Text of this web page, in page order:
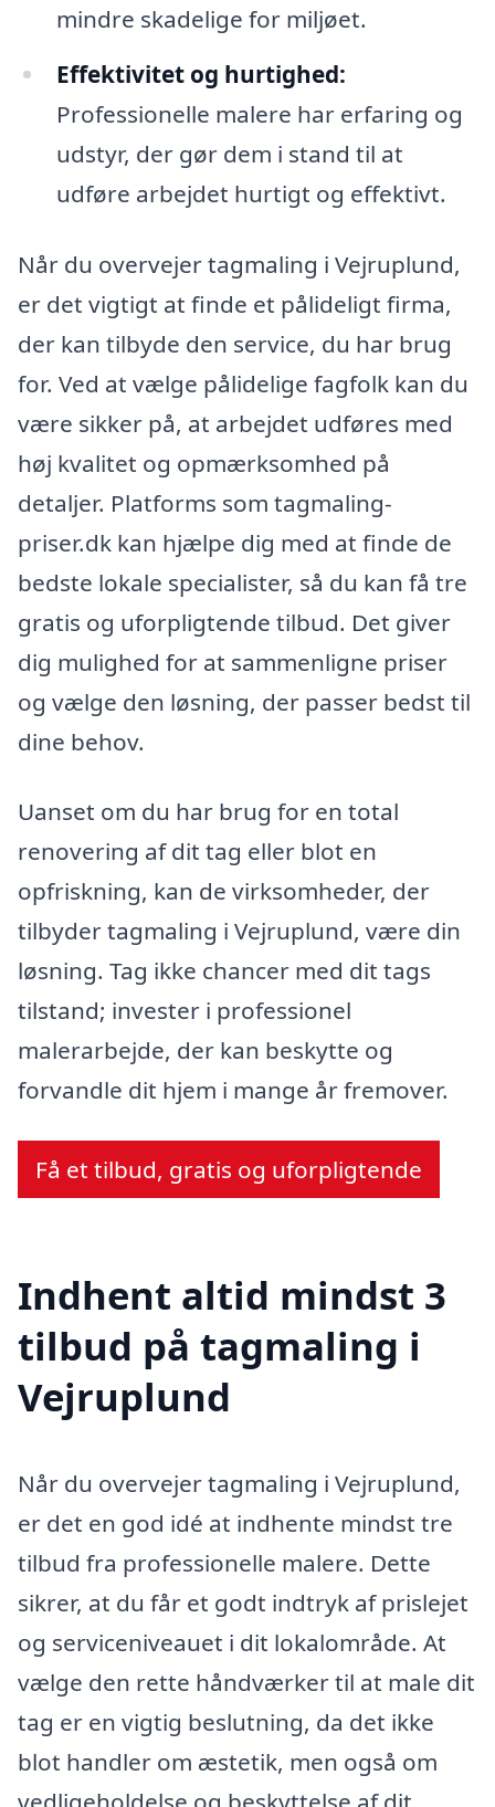
mindre skadelige for miljøet.
Effektivitet og hurtighed:
Professionelle malere har erfaring og
udstyr, der gør dem i stand til at
udføre arbejdet hurtigt og effektivt.
Når du overvejer tagmaling i Vejruplund,
er det vigtigt at finde et pålideligt firma,
der kan tilbyde den service, du har brug
for. Ved at vælge pålidelige fagfolk kan du
være sikker på, at arbejdet udføres med
høj kvalitet og opmærksomhed på
detaljer. Platforms som tagmaling-
priser.dk kan hjælpe dig med at finde de
bedste lokale specialister, så du kan få tre
gratis og uforpligtende tilbud. Det giver
dig mulighed for at sammenligne priser
og vælge den løsning, der passer bedst til
dine behov.
Uanset om du har brug for en total
renovering af dit tag eller blot en
opfriskning, kan de virksomheder, der
tilbyder tagmaling i Vejruplund, være din
løsning. Tag ikke chancer med dit tags
tilstand; invester i professionel
malerarbejde, der kan beskytte og
forvandle dit hjem i mange år fremover.
Få et tilbud, gratis og uforpligtende
Indhent altid mindst 3
tilbud på tagmaling i
Vejruplund
Når du overvejer tagmaling i Vejruplund,
er det en god idé at indhente mindst tre
tilbud fra professionelle malere. Dette
sikrer, at du får et godt indtryk af prislejet
og serviceniveauet i dit lokalområde. At
vælge den rette håndværker til at male dit
tag er en vigtig beslutning, da det ikke
blot handler om æstetik, men også om